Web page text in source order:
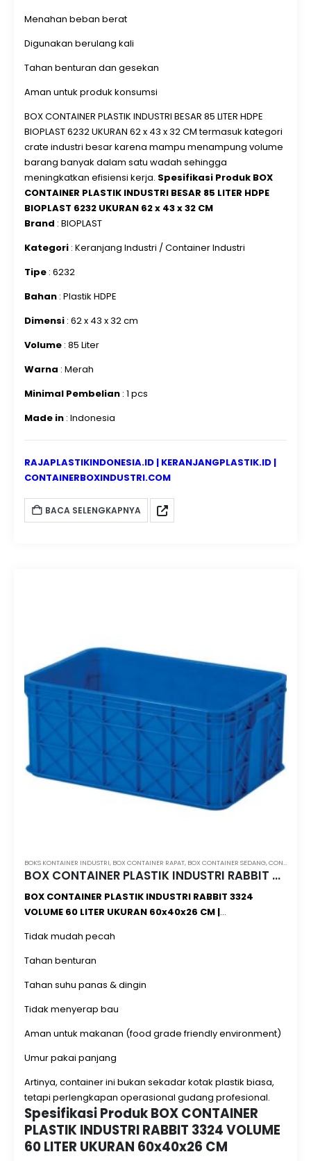
JUAL & KIRIM KE SELURUH INDONESIA
PLASTIK INDUSTRI BESAR 85 LITER HDPE BIOPLAST 6232
berbahan plastik HDPE berkualitas tinggi yang dibuat
untuk kebutuhan operasional industri. Berbeda dengan
box plastik rumah tangga, container industri memiliki
standar ketahanan lebih tinggi karena dirancang untuk:
Menahan beban berat
Digunakan berulang kali
Tahan benturan dan gesekan
Aman untuk produk konsumsi
BOX CONTAINER PLASTIK INDUSTRI BESAR 85 LITER HDPE
BIOPLAST 6232 UKURAN 62 x 43 x 32 CM termasuk kategori
crate industri besar karena mampu menampung volume
barang banyak dalam satu wadah sehingga
meningkatkan efisiensi kerja. Spesifikasi Produk BOX
CONTAINER PLASTIK INDUSTRI BESAR 85 LITER HDPE
BIOPLAST 6232 UKURAN 62 x 43 x 32 CM
Brand : BIOPLAST
Kategori: Keranjang Industri / Container Industri
Tipe: 6232
Bahan: Plastik HDPE
Dimensi: 62 x 43 x 32 cm
Volume: 85 Liter
Warna : Merah
Minimal Pembelian: 1 pcs
Made in: Indonesia
RAJAPLASTIKINDONESIA.ID| KERANJANGPLASTIK.ID|
CONTAINERBOXINDUSTRI.COM
BACA SELENGKAPNYA
BOKS KONTAINER INDUSTRI, BOX CONTAINER RAPAT, BOX CONTAINER SEDANG,CONTAINER BOX INDUSTRI 60 LITER
BOX CONTAINER PLASTIK INDUSTRI RABBIT 3324 VOLUME 60 LITER UKURAN 60x40x26 CM
BOX CONTAINER PLASTIK INDUSTRI RABBIT 3324
VOLUME 60 LITER UKURAN 60x40x26 CM |
Jual ke Seluruh Indonesia
INDUSTRI RABBIT 3324 VOLUME 60 LITER UKURAN 60x40x26
plastik berkualitas tinggi yang digunakan untuk
menampung, mengelompokkan, memindahkan, dan
Multipurpose Industrial Containerkarena dapat
menggunakan material
Copolymer), yaitu bahan plastik industri premium yang
memiliki karakteristik:
Tidak mudah pecah
Tahan benturan
Tahan suhu panas & dingin
Tidak menyerap bau
Aman untuk makanan (food grade friendly environment)
Umur pakai panjang
Artinya, container ini bukan sekadar kotak plastik biasa,
tetapi perlengkapan operasional gudang profesional.
Spesifikasi Produk BOX CONTAINER
PLASTIK INDUSTRI RABBIT 3324 VOLUME
60 LITER UKURAN 60x40x26 CM